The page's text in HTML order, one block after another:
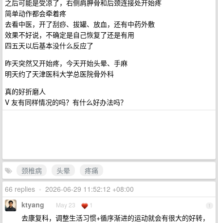
之后可能是受凉了，右侧肩胛骨和后颈连接处开始疼
简单动作都会牵着疼
去看中医，开了刮痧、拔罐、放血，还有中药外敷
效果不好说，不确定是自己恢复了还是有用
四五天以后基本没什么反应了
昨天突然又开始疼，今天开始头晕、手麻
明天约了天津医科大学总医院骨外科
真的好折磨人
V 友有同样情况的吗？有什么好办法吗？
颈椎病 头晕
疼痛
66 replies • 2026-06-29 11:52:12 +08:00
1
ktyang May 23 1
去康复科，调整生活习惯+循序渐进的运动就会有很大的好转，